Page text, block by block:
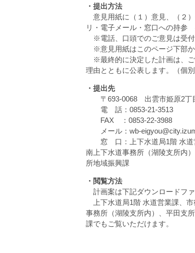
・提出方法
意見用紙に（１）意見、（２
リ・電子メール・窓口への持参
※電話、口頭でのご意見は受付
※意見用紙はこのページ下部か
※最終的に決定した計画は、ご
理由とともに公表します。（個
・提出先
〒693-0068 出雲市姫原2丁
電 話：0853-21-3513
FAX ：0853-22-3988
メール：wb-
窓 口：上下水道局1階 水道営
南上下水道事務所（湖陵支所内
所地域振興課
・閲覧方法
計画案は下記ダウンロードファ
上下水道局1階 水道営業課、市
事務所（湖陵支所内）、平田支
課でもご覧いただけます。